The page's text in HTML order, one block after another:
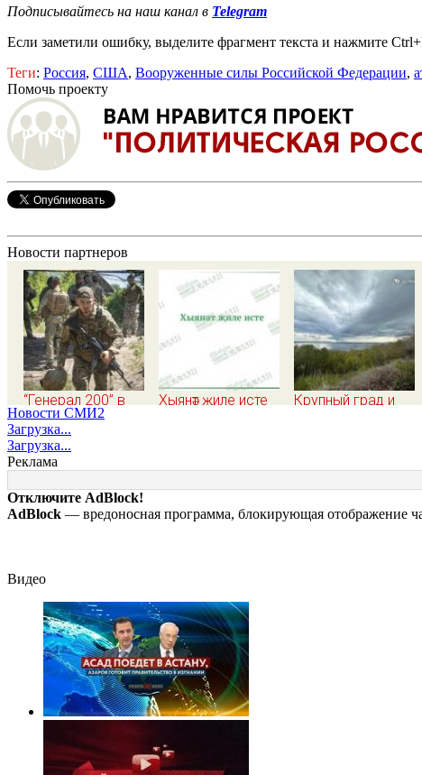
Подписывайтесь на наш канал в Telegram
Если заметили ошибку, выделите фрагмент текста и нажмите
Теги: Россия, США, Вооруженные силы Российской Федерации,
Помочь проекту
Новости партнеров
“Генерал 200” в
квадрате. Как
Драпатый
переплюнул
Сырского
Хыянәт җиле исте
Крупный град и
выходные
Новости СМИ2
Загрузка...
Загрузка...
Реклама
Отключите AdBlock!
AdBlock — вредоносная программа, блокирующая отображение
Видео